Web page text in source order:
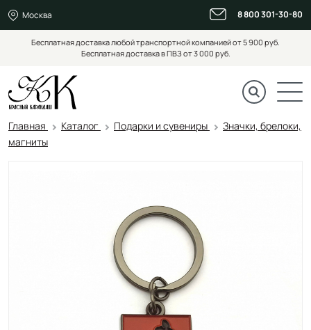
Москва 8 800 301-30-80
Бесплатная доставка любой транспортной компанией от 5 900 руб.
Бесплатная доставка в ПВЗ от 3 000 руб.
Главная Каталог Подарки и сувениры
Значки, брелоки,
магниты